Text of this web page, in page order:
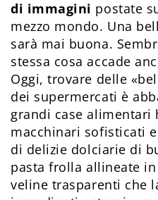
di immagini postate
mezzo mondo. Una
sarà mai buona.
stessa cosa accade
Oggi, trovare delle
dei supermercati è
grandi case alimentari
macchinari sofisticati
di delizie dolciarie di
pasta frolla allineate
veline trasparenti che